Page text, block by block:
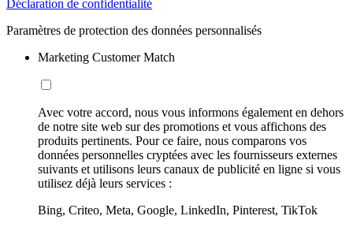
Déclaration de confidentialité
Paramètres de protection des données personnalisés
Marketing Customer Match
Avec votre accord, nous vous informons également en dehors
de notre site web sur des promotions et vous affichons des
produits pertinents. Pour ce faire, nous comparons vos
données personnelles cryptées avec les fournisseurs externes
suivants et utilisons leurs canaux de publicité en ligne si vous
utilisez déjà leurs services :
Bing, Criteo, Meta, Google, LinkedIn, Pinterest, TikTok